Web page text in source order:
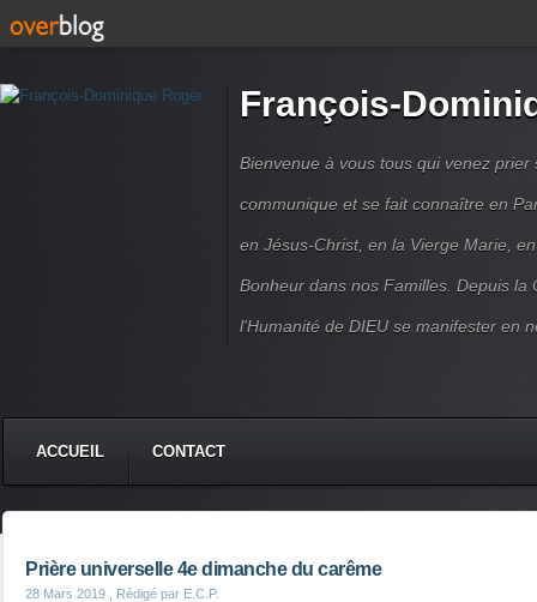
François-
Bienvenue à vous tous qui venez prier
communique et se fait connaître en
en Jésus-Christ, en la Vierge Marie,
Bonheur dans nos Familles. Depuis la
l'Humanité de DIEU se manifester en
ACCUEIL CONTACT
Prière universelle 4e dimanche du carême
28 Mars 2019 , Rédigé par E.C.P.